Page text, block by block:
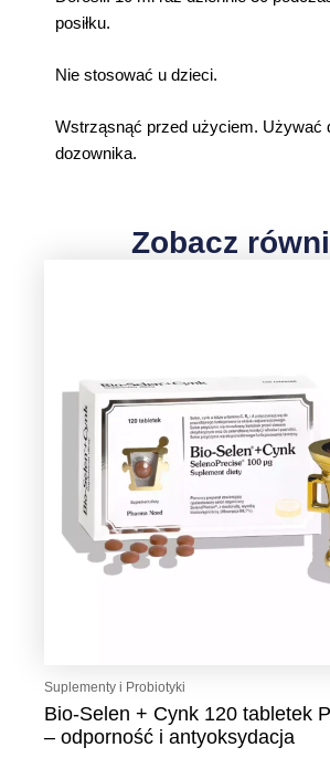
posiłku.
Nie stosować u dzieci.
Wstrząsnąć przed użyciem. Używać
dozownika.
Zobacz
Suplementy i Probiotyki
Bio-Selen + Cynk 120 tabletek
– odporność i antyoksydacja